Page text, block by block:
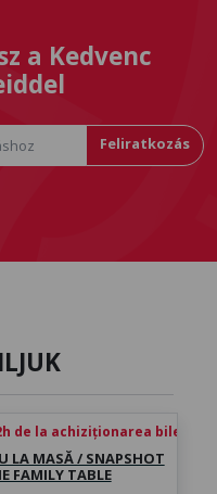
a Kedvenc
Feliratkozás
de la achiziționarea biletului
LA MASĂ / SNAPSHOT
FAMILY TABLE